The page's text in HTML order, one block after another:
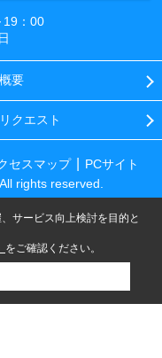
19：00
要
クエスト
セスマップ
PCサイト
rights reserved.
サービス向上検討を目的と
をご確認ください。